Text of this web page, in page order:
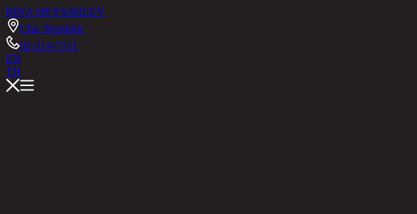
RINA HEYASHLEY
Chic Republic
02-514-7111
EN
TH